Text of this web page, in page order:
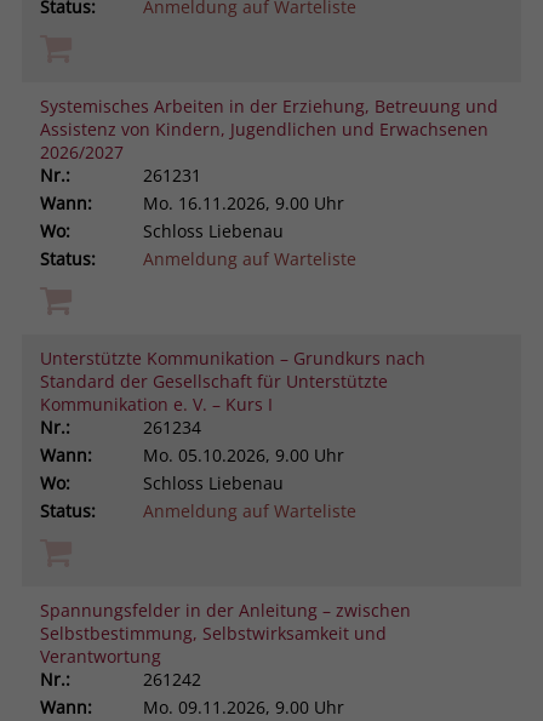
Status: Anmeldung auf Warteliste
Systemisches Arbeiten in der Erziehung, Betreuung und
Assistenz von Kindern, Jugendlichen und Erwachsenen
2026/2027
Nr.:
261231
Wann:
Mo. 16.11.2026, 9.00 Uhr
Wo:
Schloss Liebenau
Status:
Anmeldung auf Warteliste
Unterstützte Kommunikation – Grundkurs nach
Standard der Gesellschaft für Unterstützte
Kommunikation e. V. – Kurs I
Nr.:
261234
Wann:
Mo. 05.10.2026, 9.00 Uhr
Wo:
Schloss Liebenau
Status:
Anmeldung auf Warteliste
Spannungsfelder in der Anleitung – zwischen
Selbstbestimmung, Selbstwirksamkeit und
Verantwortung
Nr.:
261242
Wann:
Mo. 09.11.2026, 9.00 Uhr